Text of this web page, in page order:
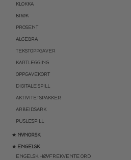
KLOKKA
BRØK
PROSENT
ALGEBRA
TEKSTOPPGAVER
KARTLEGGING
OPPGAVEKORT
DIGITALE SPILL
AKTIVITETSPAKKER
ARBEIDSARK
PUSLESPILL
★ NYNORSK
★ ENGELSK
ENGELSK HØYFREKVENTE ORD